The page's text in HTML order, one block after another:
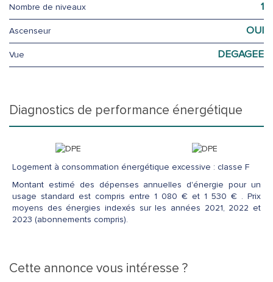
Nombre de niveaux 1
Ascenseur OUI
Vue DEGAGEE
diagnostics de performance énergétique
Logement à consommation énergétique excessive : classe F
Montant estimé des dépenses annuelles d'énergie pour un
usage standard est compris entre 1 080 € et 1 530 € . Prix
moyens des énergies indexés sur les années 2021, 2022 et
2023 (abonnements compris).
cette annonce vous intéresse ?